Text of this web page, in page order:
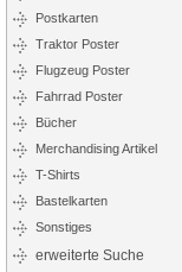
Postkarten
Traktor Poster
Flugzeug Poster
Fahrrad Poster
Bücher
Merchandising Artikel
T-Shirts
Bastelkarten
Sonstiges
erweiterte Suche